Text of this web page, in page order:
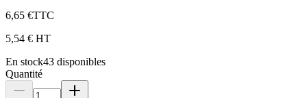
6,65 €TTC
5,54 € HT
En stock43 disponibles
Quantité